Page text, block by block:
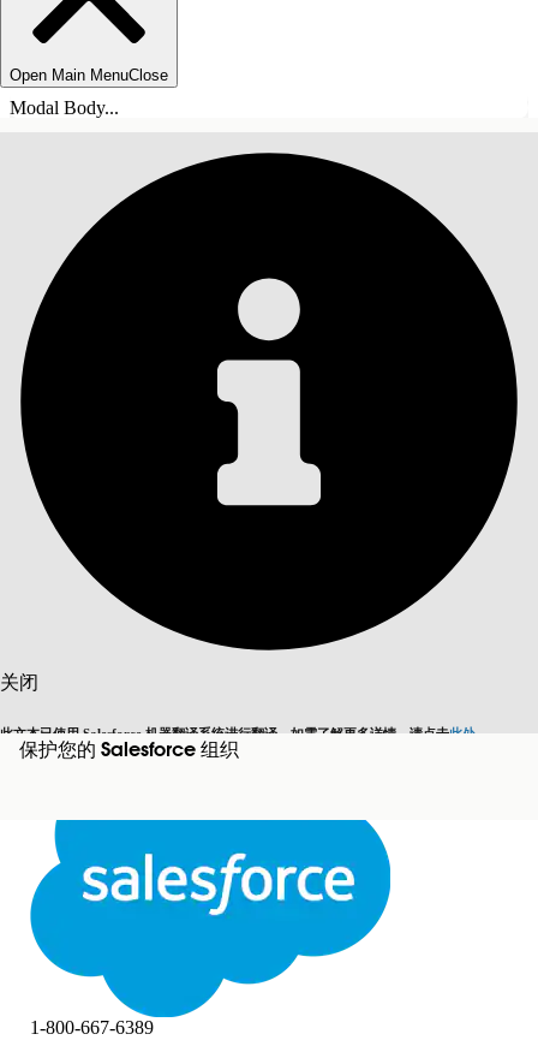
Open Main MenuClose
Modal Body...
关闭
此文本已使用 Salesforce 机器翻译系统进行翻译。如需了解更多详情，请点击此处
切换为英语 而非现在
关闭关闭
保护您的 Salesforce 组织
目录
1-800-667-6389